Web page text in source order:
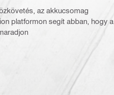
az akkucsomag
platformon segít abban, hogy a